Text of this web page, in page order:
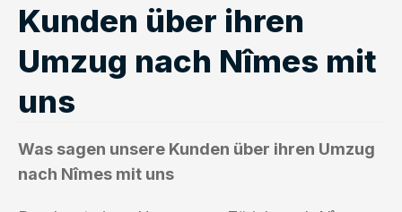
Kunden über ihren
Umzug nach Nîmes mit
uns
Was sagen unsere Kunden über ihren Umzug
nach Nîmes mit uns